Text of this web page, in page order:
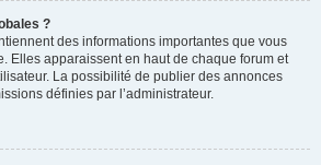
?
des informations importantes que vous
Elles apparaissent en haut de chaque forum et
La possibilité de publier des annonces
définies par l’administrateur.